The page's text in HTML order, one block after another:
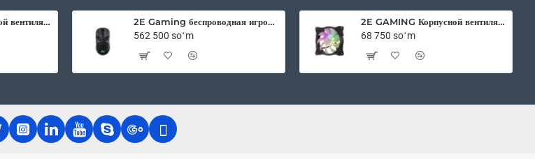
2
2E GAMING Корпусной вентилятор F120OI-ARGB 120мм, 3pin fan, 3 pin +5V Aura, белые лопасти, черная рамка, outer-inner LED
2E Gaming беспроводная игровая мышь HyperDrive Pro WL RGB Black
562 500 soʻm
2E GAMING Корпусной вентилятор F120IR-ARGB 120мм, 3pin fan, 3 pin +5V Aura, белые лопасти, черная рамка, inner LED
68 750 soʻm